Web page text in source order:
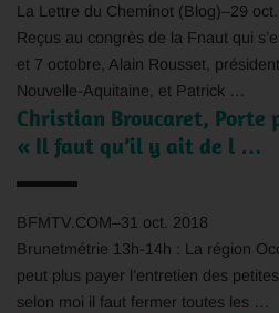
La Lettre du Cheminot (Blog)–29
Reçus au congrès de la Fnaut qui
et 7 octobre, Alain Rousset,
Nouvelle-Aquitaine, et Patrick …
Christian Broucaret, Porte
« Il faut qu’il y ait de l …
BFMTV.COM–31 oct. 2018
Brunetmétrie 13h-14h : La région
peut plus payer l’entretien des
selon moi il faut fermer toutes les …